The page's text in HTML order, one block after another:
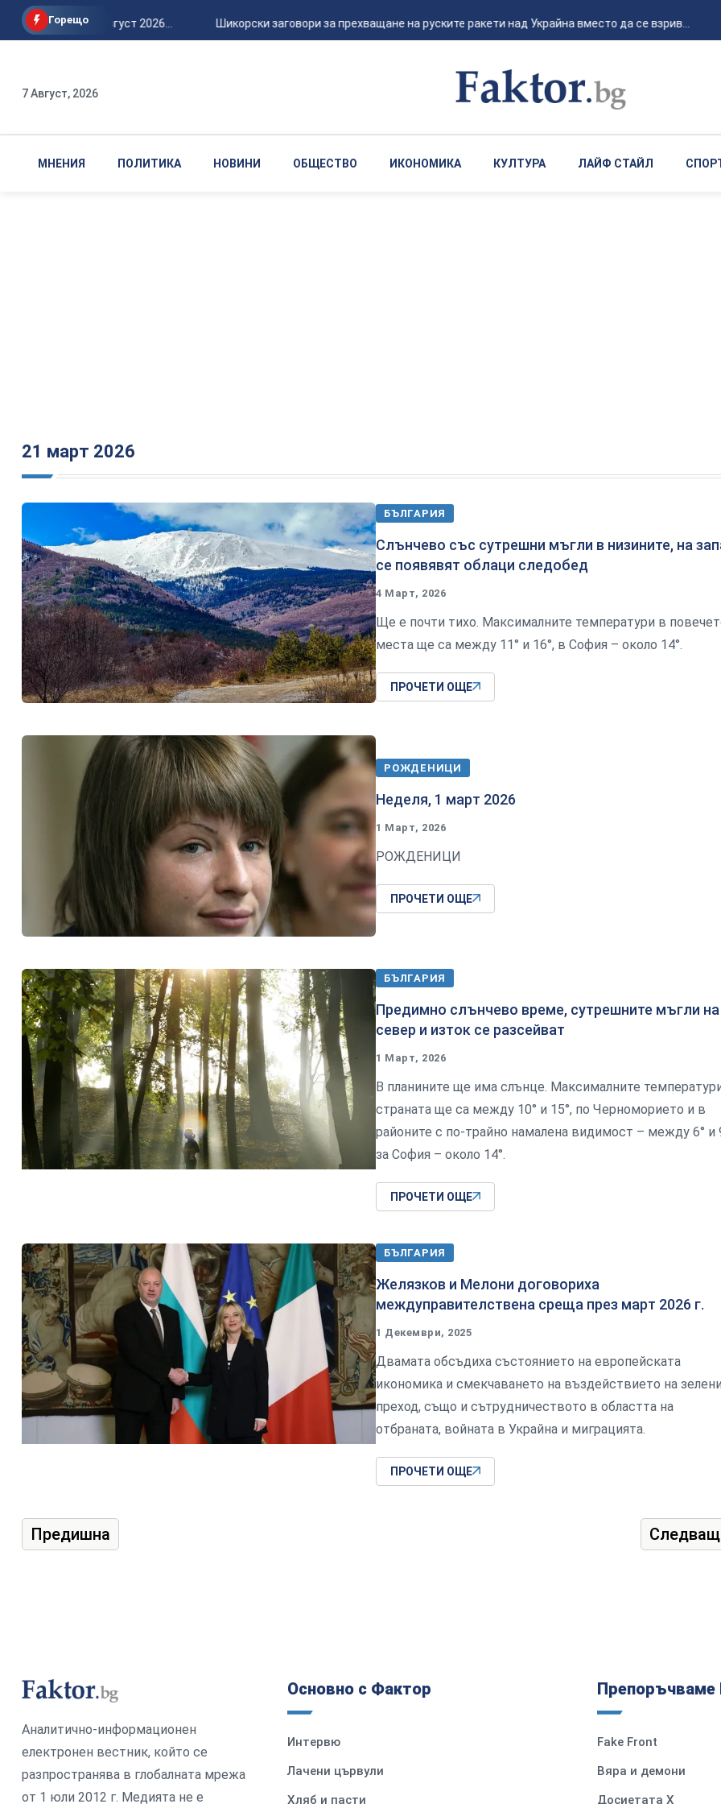
Горещо
Петък, 7 август 2026... Шикорски заговори за прехващане на руските ракети над Украйна вместо да се взрив...
7 Август, 2026
МНЕНИЯ ПОЛИТИКА НОВИНИ ОБЩЕСТВО ИКОНОМИКА КУЛТУРА ЛАЙФ СТАЙЛ
21 март 2026
БЪЛГАРИЯ
Слънчево със сутрешни мъгли в низините, на
се появявят облаци следобед
4 Март, 2026
Ще е почти тихо. Максималните температури в
места ще са между 11° и 16°, в София – около 14°.
ПРОЧЕТИ ОЩЕ
РОЖДЕНИЦИ
Неделя, 1 март 2026
1 Март, 2026
РОЖДЕНИЦИ
ПРОЧЕТИ ОЩЕ
БЪЛГАРИЯ
Предимно слънчево време, сутрешните мъгли на
север и изток се разсейват
1 Март, 2026
В планините ще има слънце. Максималните
страната ще са между 10° и 15°, по Черноморието и в
районите с по-трайно намалена видимост – между 6° и
за София – около 14°.
ПРОЧЕТИ ОЩЕ
БЪЛГАРИЯ
Желязков и Мелони договориха
междуправителствена среща през март 2026 г.
1 Декември, 2025
Двамата обсъдиха състоянието на европейската
икономика и смекчаването на въздействието на
преход, също и сътрудничеството в областта на
отбраната, войната в Украйна и миграцията.
ПРОЧЕТИ ОЩЕ
Предишна
Аналитично-информационен
електронен вестник, който се
разпространява в глобалната мрежа
от 1 юли 2012 г. Медията не е
Основно с Фактор
Интервю
Лачени цървули
Хляб и пасти
Препоръчваме
Fake Front
Вяра и демони
Досиетата Х